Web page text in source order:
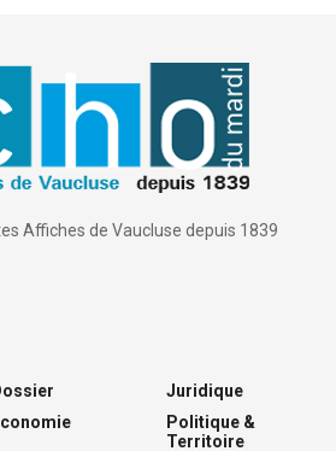
Affiches de Vaucluse depuis 1839
Juridique
Politique &
Territoire